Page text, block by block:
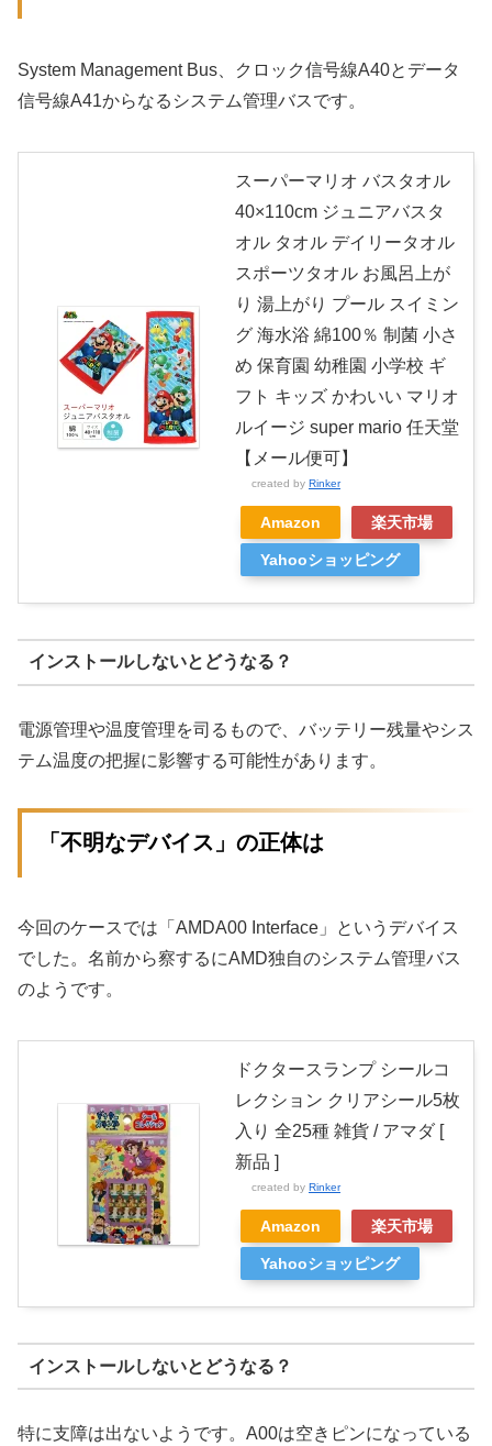
System Management Bus、クロック信号線A40とデータ
信号線A41からなるシステム管理バスです。
スーパーマリオ バスタオル
40×110cm ジュニアバスタ
オル タオル デイリータオル
スポーツタオル お風呂上が
り 湯上がり プール スイミン
グ 海水浴 綿100％ 制菌 小さ
め 保育園 幼稚園 小学校 ギ
フト キッズ かわいい マリオ
ルイージ super mario 任天堂
【メール便可】
created by Rinker
Amazon 楽天市場
Yahooショッピング
インストールしないとどうなる？
電源管理や温度管理を司るもので、バッテリー残量やシス
テム温度の把握に影響する可能性があります。
「不明なデバイス」の正体は
今回のケースでは「AMDA00 Interface」というデバイス
でした。名前から察するにAMD独自のシステム管理バス
のようです。
ドクタースランプ シールコ
レクション クリアシール5枚
入り 全25種 雑貨 / アマダ [
新品 ]
created by Rinker
Amazon 楽天市場
Yahooショッピング
インストールしないとどうなる？
特に支障は出ないようです。A00は空きピンになっている